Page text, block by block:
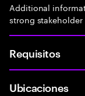
Additional
strong
Requisitos
Ubicaciones